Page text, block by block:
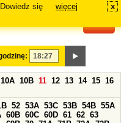
się
więcej x
10A 10B 11 12 13 14 15 16
52 53A 53C 53B 54B 55A
60B 60C 60D 61 62 63